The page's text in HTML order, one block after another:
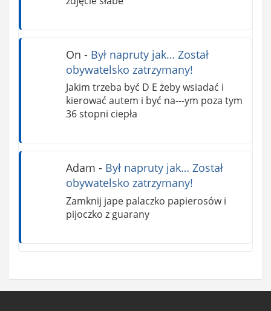
On - Był napruty jak… Został
obywatelsko zatrzymany!
Jakim trzeba być D E żeby wsiadać i
kierować autem i być na---ym poza tym
36 stopni ciepła
Adam - Był napruty jak… Został
obywatelsko zatrzymany!
Zamknij jape palaczko papierosów i
pijoczko z guarany